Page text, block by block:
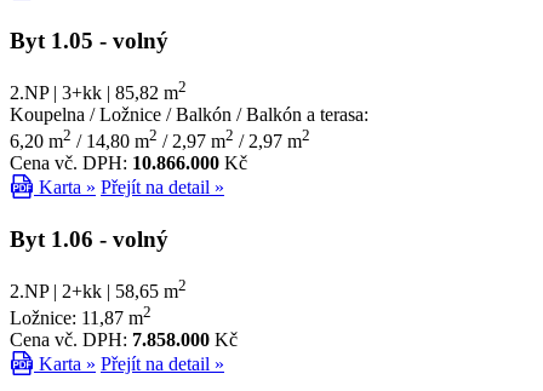
Byt 1.05 - volný
2.NP | 3+kk | 85,82 m2
Koupelna / Ložnice / Balkón / Balkón a terasa:
6,20 m2 / 14,80 m2 / 2,97 m2 / 2,97 m2
Cena vč. DPH: 10.866.000 Kč
Karta » Přejít na detail »
Byt 1.06 - volný
2.NP | 2+kk | 58,65 m2
Ložnice: 11,87 m2
Cena vč. DPH: 7.858.000 Kč
Karta » Přejít na detail »